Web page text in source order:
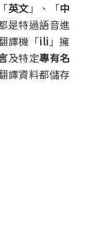
英文」、「中
是特過語音進
譯機「ili」擁
及特定專有名
譯資料都儲存